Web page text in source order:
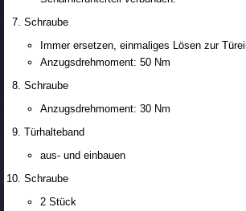
Schraube
Immer ersetzen, einmaliges Lösen zur
Anzugsdrehmoment: 50 Nm
Schraube
Anzugsdrehmoment: 30 Nm
Türhalteband
aus- und einbauen
Schraube
2 Stück